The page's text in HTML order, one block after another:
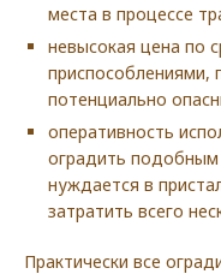
места в процессе
невысокая цена по
приспособлениями,
потенциально
оперативность
оградить
нуждается в
затратить всего
Практически все